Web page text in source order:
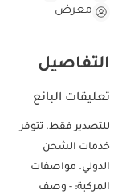
معرض
التفاصيل
تعليقات البائع
للتصدير فقط. تتوفر
خدمات الشحن
الدولي. مواصفات
المركبة: - وصف